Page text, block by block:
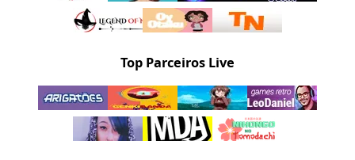
Top Parceiros Live